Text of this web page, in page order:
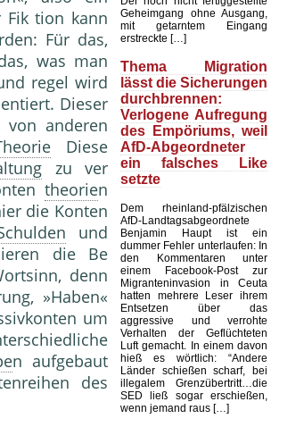
Fik tion kann
Für das,
was man
regel wird
Dieser
anderen
Diese
zu ver
theorien
die Konten
und
die Be
denn
»Haben«
um
n aufgebaut
des
Geheimgang ohne Ausgang,
mit getarntem Eingang
erstreckte […]
Thema Migration
lässt die Sicherungen
durchbrennen:
Verlogene Aufregung
des Empöriums, weil
AfD-Abgeordneter
ein falsches Like
setzte
Dem rheinland-pfälzischen
AfD-Landtagsabgeordnete
Benjamin Haupt ist ein
dummer Fehler unterlaufen: In
den Kommentaren unter
einem Facebook-Post zur
Migranteninvasion in Ceuta
hatten mehrere Leser ihrem
Entsetzen über das
aggressive und verrohte
Verhalten der Geflüchteten
Luft gemacht. In einem davon
hieß es wörtlich: “Andere
Länder schießen scharf, bei
illegalem Grenzübertritt…die
SED ließ sogar erschießen,
wenn jemand raus […]